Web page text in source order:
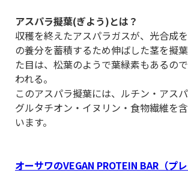
アスパラ擬葉(ぎよう)とは？
収穫を終えたアスパラガスが、光合成
の養分を蓄積するため伸ばした茎を擬
た目は、松葉のようで葉緑素もあるの
われる。
このアスパラ擬葉には、ルチン・アス
グルタチオン・イヌリン・食物繊維を
います。
オーサワのVEGAN PROTEIN BAR（プレ